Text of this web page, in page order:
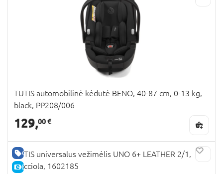
TUTIS automobilinė kėdutė BENO, 40-87 cm, 0-13 kg,
black, PP208/006
129,00 €
GERA KAINA
E-KAINA
TUTIS universalus vežimėlis UNO 6+ LEATHER 2/1,
Nocciola, 1602185